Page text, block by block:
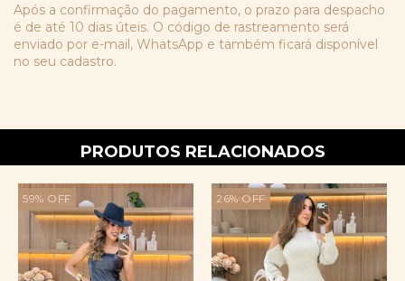
Após a confirmação do pagamento, o prazo para despacho
é de até 10 dias úteis. O código de rastreamento será
enviado por e-mail, WhatsApp e também ficará disponível
no seu cadastro.
PRODUTOS RELACIONADOS
59% OFF 26% OFF